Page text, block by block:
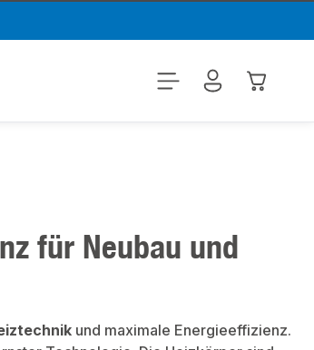
für Neubau und
und maximale Energieeffizienz.